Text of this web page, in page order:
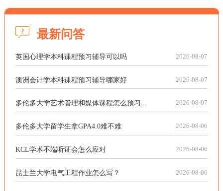
最新问答
英国心理学本科课程预习辅导可以吗 2026-08-07
澳洲会计学本科课程预习辅导哪家好 2026-08-07
多伦多大学艺术管理和媒体课程怎么预习... 2026-08-07
多伦多大学留学生拿GPA4.0难不难 2026-08-06
KCL学术不端听证会怎么应对 2026-08-06
昆士兰大学电气工程作业怎么写？ 2026-08-06